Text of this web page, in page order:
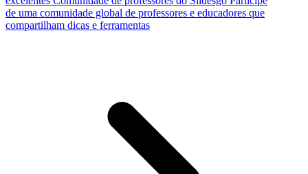
de uma comunidade global de professores e educadores que
compartilham dicas e ferramentas